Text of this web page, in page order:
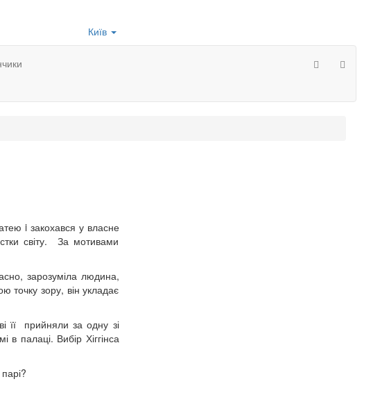
Київ
i закохався у власне
світу. За мотивами
зарозуміла людина,
точку зору, він укладає
її прийняли за одну зі
палаці. Вибір Хіггінса